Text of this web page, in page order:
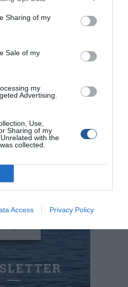
Sharing of my
Sale of my
my
Advertising.
Use,
Sharing of my
with the
collected.
Access Privacy Policy
λειτουργία δίνει δυνατότητα
χωρίς να τροµάζει τα
∆ιακρίνονται για τον υψηλό
η τιµή τους ξεκινά από τα 150